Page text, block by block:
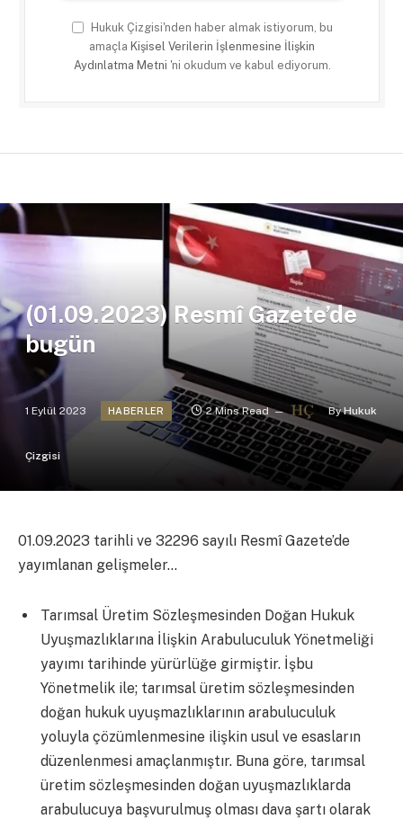
Hukuk Çizgisi'nden haber almak istiyorum, bu
amaçla Kişisel Verilerin İşlenmesine İlişkin
Aydınlatma Metni 'ni okudum ve kabul ediyorum.
(01.09.2023) Resmî Gazete’de
bugün
1 Eylül 2023 HABERLER 2 Mins Read By Hukuk
Çizgisi
01.09.2023 tarihli ve 32296 sayılı Resmî Gazete’de
yayımlanan gelişmeler…
Tarımsal Üretim Sözleşmesinden Doğan Hukuk
Uyuşmazlıklarına İlişkin Arabuluculuk Yönetmeliği
yayımı tarihinde yürürlüğe girmiştir. İşbu
Yönetmelik ile; tarımsal üretim sözleşmesinden
doğan hukuk uyuşmazlıklarının arabuluculuk
yoluyla çözümlenmesine ilişkin usul ve esasların
düzenlenmesi amaçlanmıştır. Buna göre, tarımsal
üretim sözleşmesinden doğan uyuşmazlıklarda
arabulucuya başvurulmuş olması dava şartı olarak